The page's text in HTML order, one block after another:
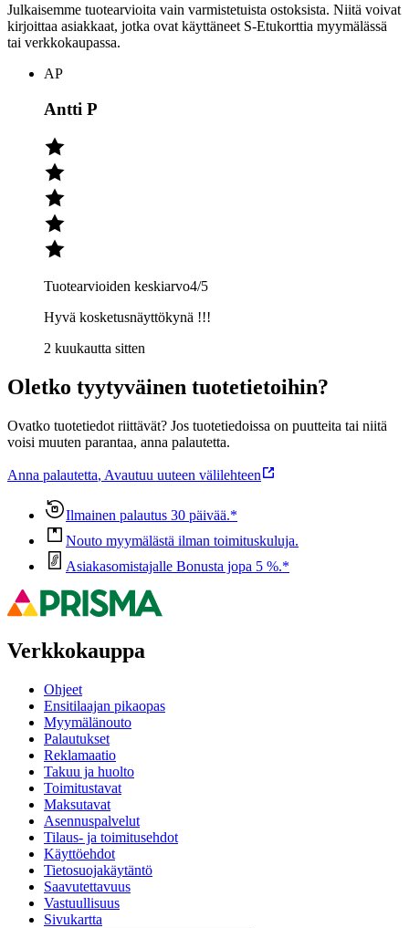
Julkaisemme tuotearvioita vain varmistetuista ostoksista. Niitä voivat
kirjoittaa asiakkaat, jotka ovat käyttäneet S-Etukorttia myymälässä
tai verkkokaupassa.
AP
Antti P
Tuotearvioiden keskiarvo4/5
Hyvä kosketusnäyttökynä !!!
2 kuukautta sitten
Oletko tyytyväinen tuotetietoihin?
Ovatko tuotetiedot riittävät? Jos tuotetiedoissa on puutteita tai niitä
voisi muuten parantaa, anna palautetta.
Anna palautetta, Avautuu uuteen välilehteen
Ilmainen palautus 30 päivää.*
Nouto myymälästä ilman toimituskuluja.
Asiakasomistajalle Bonusta jopa 5 %.*
Verkkokauppa
Ohjeet
Ensitilaajan pikaopas
Myymälänouto
Palautukset
Reklamaatio
Takuu ja huolto
Toimitustavat
Maksutavat
Asennuspalvelut
Tilaus- ja toimitusehdot
Käyttöehdot
Tietosuojakäytäntö
Saavutettavuus
Vastuullisuus
Sivukartta